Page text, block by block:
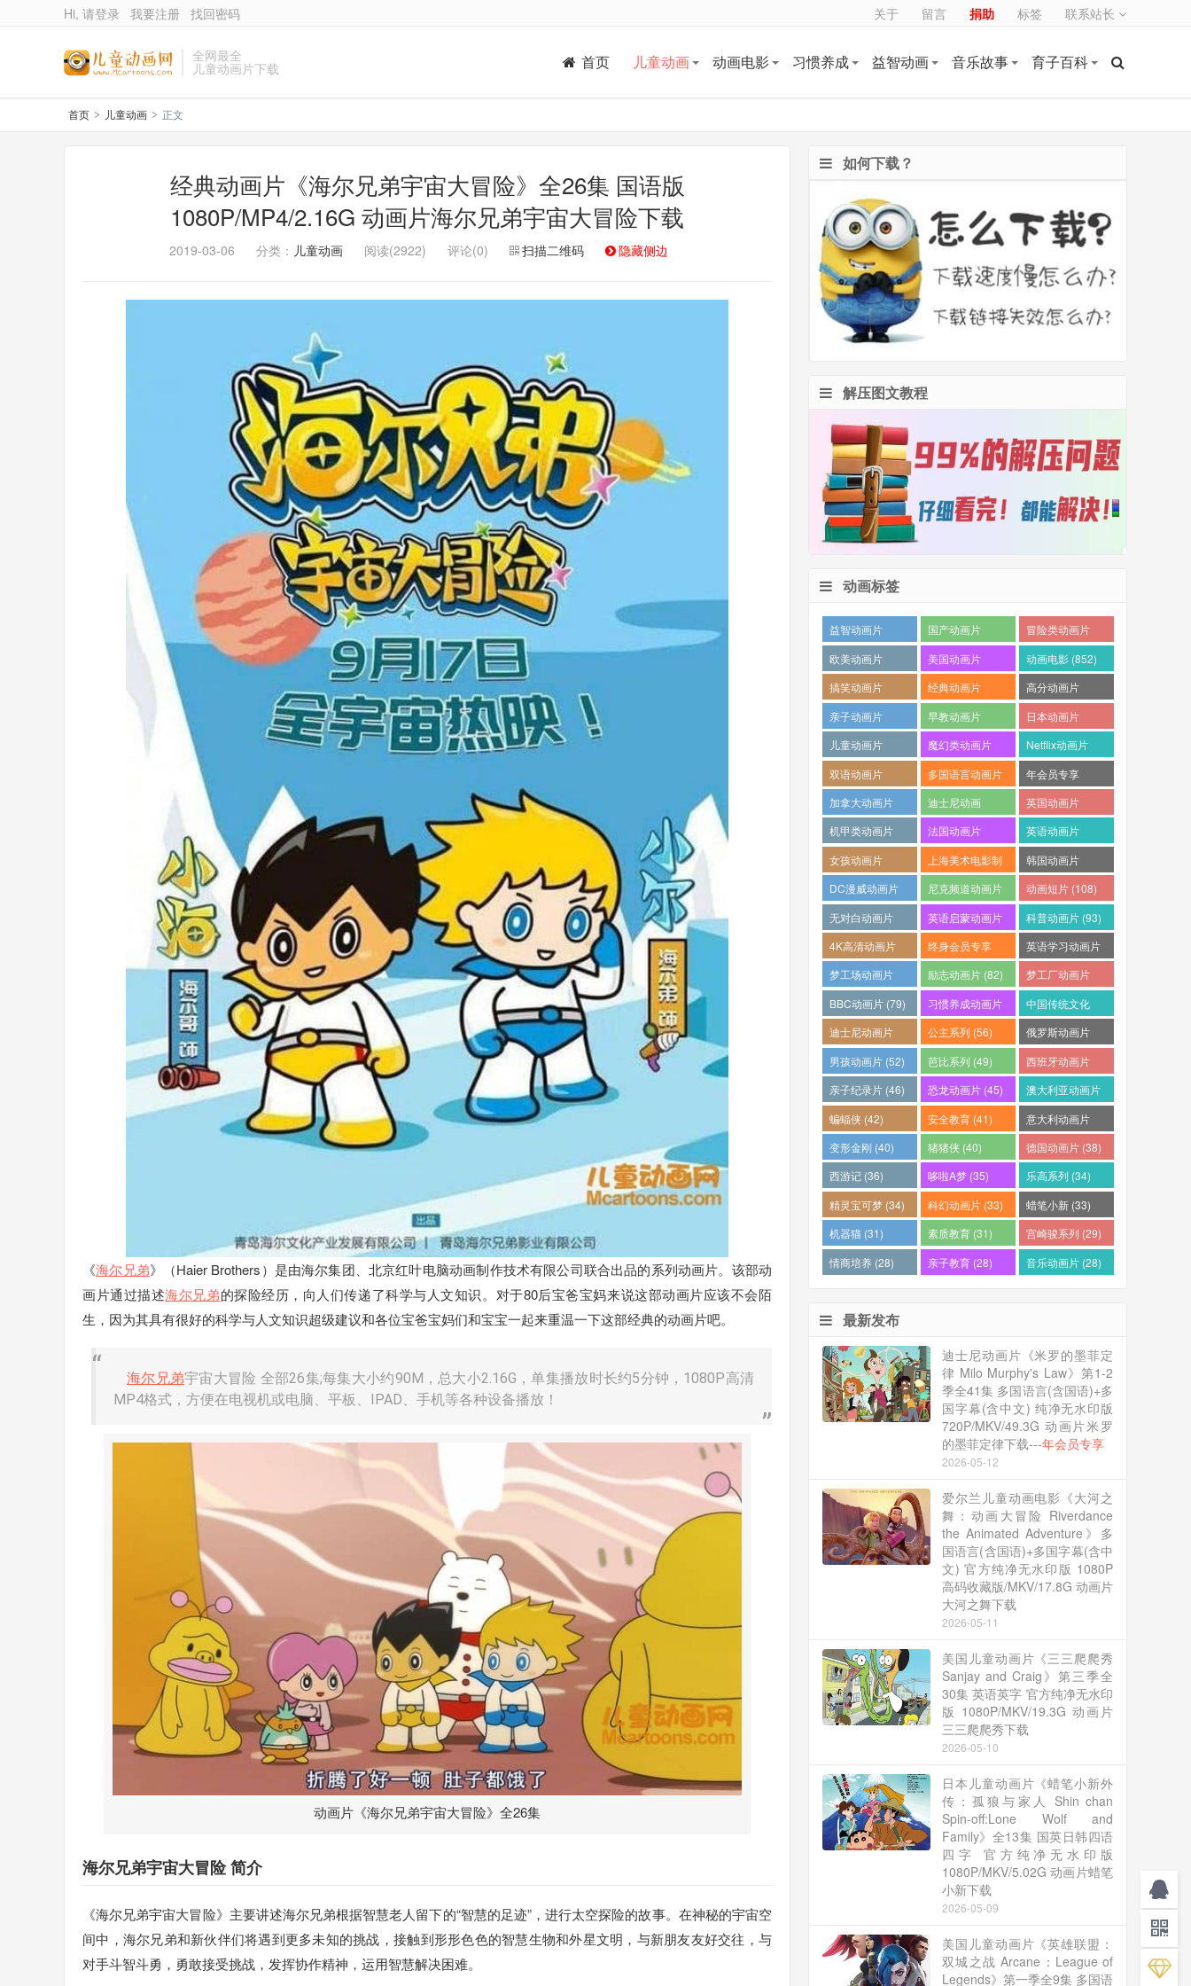
关于 留言 捐助 标签 联系站长
Hi, 请登录 我要注册 找回密码
全网最全
儿童动画片下载 首页 儿童动画 动画电影 习惯养成 益智动画 音乐故事 育子百科
首页 > 儿童动画 > 正文
经典动画片《海尔兄弟宇宙大冒险》全26集 国语版
1080P/MP4/2.16G 动画片海尔兄弟宇宙大冒险下载
2019-03-06 分类： 儿童动画 阅读(2922) 评论(0) 扫描二维码 隐藏侧边
《海尔兄弟》（Haier Brothers）是由海尔集团、北京红叶电脑动画制作技术有限公司联合出品的系列动画片。该部动
画片通过描述海尔兄弟的探险经历，向人们传递了科学与人文知识。对于80后宝爸宝妈来说这部动画片应该不会陌
生，因为其具有很好的科学与人文知识超级建议和各位宝爸宝妈们和宝宝一起来重温一下这部经典的动画片吧。
海尔兄弟宇宙大冒险 全部26集;每集大小约90M，总大小2.16G，单集播放时长约5分钟，1080P高清
MP4格式，方便在电视机或电脑、平板、IPAD、手机等各种设备播放！
动画片《海尔兄弟宇宙大冒险》全26集
海尔兄弟宇宙大冒险 简介
《海尔兄弟宇宙大冒险》主要讲述海尔兄弟根据智慧老人留下的“智慧的足迹”，进行太空探险的故事。在神秘的宇宙空
间中，海尔兄弟和新伙伴们将遇到更多未知的挑战，接触到形形色色的智慧生物和外星文明，与新朋友友好交往，与
对手斗智斗勇，勇敢接受挑战，发挥协作精神，运用智慧解决困难。
如何下载？
解压图文教程
动画标签
益智动画片
(1530)
国产动画片
(1359)
冒险类动画片
(1260)
欧美动画片
(1016)
美国动画片
(871)
动画电影 (852)
搞笑动画片
(825)
经典动画片
(694)
高分动画片
(573)
亲子动画片
(389)
早教动画片
(386)
日本动画片
(359)
儿童动画片
(350)
魔幻类动画片
(286)
Netflix动画片
(280)
双语动画片
(253)
多国语言动画片
(242)
年会员专享
(233)
加拿大动画片
(228)
迪士尼动画
(227)
英国动画片
(212)
机甲类动画片
(205)
法国动画片
(204)
英语动画片
(187)
女孩动画片
(164)
上海美术电影制
片厂 (121)
韩国动画片
(118)
DC漫威动画片
(112)
尼克频道动画片
(108)
动画短片 (108)
无对白动画片
(96)
英语启蒙动画片
(95)
科普动画片 (93)
4K高清动画片
(91)
终身会员专享
(88)
英语学习动画片
(83)
梦工场动画片
(83)
励志动画片 (82)
梦工厂动画片
(81)
BBC动画片 (79)
习惯养成动画片
(64)
中国传统文化
(61)
迪士尼动画片
(59)
公主系列 (56)
俄罗斯动画片
(55)
男孩动画片 (52) 芭比系列 (49)
西班牙动画片
(46)
亲子纪录片 (46) 恐龙动画片 (45)
澳大利亚动画片
(45)
蝙蝠侠 (42) 安全教育 (41)
意大利动画片
(41)
变形金刚 (40) 猪猪侠 (40)
德国动画片 (38)
西游记 (36)
哆啦A梦 (35)
乐高系列 (34)
精灵宝可梦 (34)
科幻动画片 (33)
蜡笔小新 (33)
机器猫 (31)
素质教育 (31)
宫崎骏系列 (29)
情商培养 (28)
亲子教育 (28) 音乐动画片 (28)
最新发布
迪士尼动画片《米罗的墨菲定
律 Milo Murphy's Law》第1-2
季全41集 多国语言(含国语)+多
国字幕(含中文) 纯净无水印版
720P/MKV/49.3G 动画片米罗
的墨菲定律下载---年会员专享
2026-05-12
爱尔兰儿童动画电影《大河之
舞：动画大冒险 Riverdance
the Animated Adventure》多
国语言(含国语)+多国字幕(含中
文) 官方纯净无水印版 1080P
高码收藏版/MKV/17.8G 动画片
大河之舞下载
2026-05-11
美国儿童动画片《三三爬爬秀
Sanjay and Craig》第三季全
30集 英语英字 官方纯净无水印
版 1080P/MKV/19.3G 动画片
三三爬爬秀下载
2026-05-10
日本儿童动画片《蜡笔小新外
传：孤狼与家人 Shin chan
Spin-off:Lone Wolf and
Family》全13集 国英日韩四语
四字 官方纯净无水印版
1080P/MKV/5.02G 动画片蜡笔
小新下载
2026-05-09
美国儿童动画片《英雄联盟：
双城之战 Arcane：League of
Legends》第一季全9集 多国语